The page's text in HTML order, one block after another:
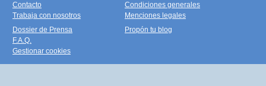
Contacto
Trabaja con nosotros
Condiciones generales
Menciones legales
Dossier de Prensa
F.A.Q.
Gestionar cookies
Propón tu blog